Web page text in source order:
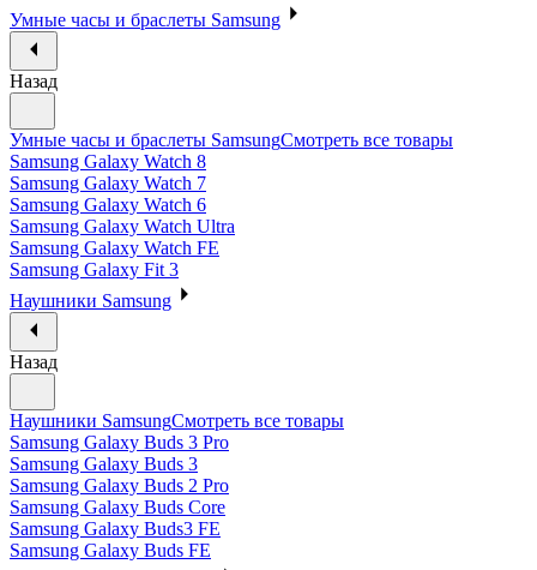
Умные часы и браслеты Samsung
Назад
Умные часы и браслеты SamsungСмотреть все товары
Samsung Galaxy Watch 8
Samsung Galaxy Watch 7
Samsung Galaxy Watch 6
Samsung Galaxy Watch Ultra
Samsung Galaxy Watch FE
Samsung Galaxy Fit 3
Наушники Samsung
Назад
Наушники SamsungСмотреть все товары
Samsung Galaxy Buds 3 Pro
Samsung Galaxy Buds 3
Samsung Galaxy Buds 2 Pro
Samsung Galaxy Buds Core
Samsung Galaxy Buds3 FE
Samsung Galaxy Buds FE